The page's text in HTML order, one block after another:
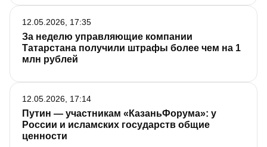
За неделю управляющие компании
Татарстана получили штрафы более чем на 1
млн рублей
12.05.2026, 17:35
Путин — участникам «КазаньФорума»: у
России и исламских государств общие
ценности
12.05.2026, 17:14